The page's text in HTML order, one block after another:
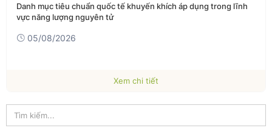
Danh mục tiêu chuẩn quốc tế khuyến khích áp dụng trong lĩnh
vực năng lượng nguyên tử
05/08/2026
Xem chi tiết